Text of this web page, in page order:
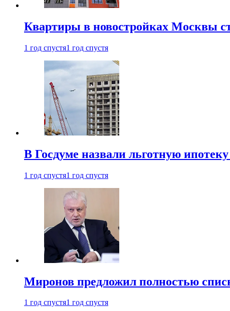
Квартиры в новостройках Москвы
1 год спустя1 год спустя
В Госдуме назвали льготную
1 год спустя1 год спустя
Миронов предложил полностью
1 год спустя1 год спустя